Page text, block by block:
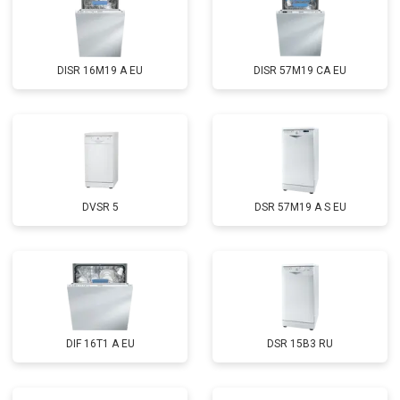
Замена нижнего уплотнителя
от 1000 ₽ Заказать
Замена заливного шланга с
системой Аквастоп
от 1100 ₽ Заказать
Диагностика бесплатно Заказать
DISR 16M19 A EU DISR 57M19 CA EU
DVSR 5 DSR 57M19 A S EU
DIF 16T1 A EU DSR 15B3 RU